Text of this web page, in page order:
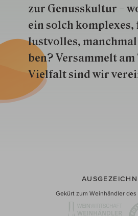
zur Genuss­kultur –
ein solch kom­plexes,
lustvolles,
ben? Versammelt
Vielfalt sind wir
Gekürt zum Weinhändler des